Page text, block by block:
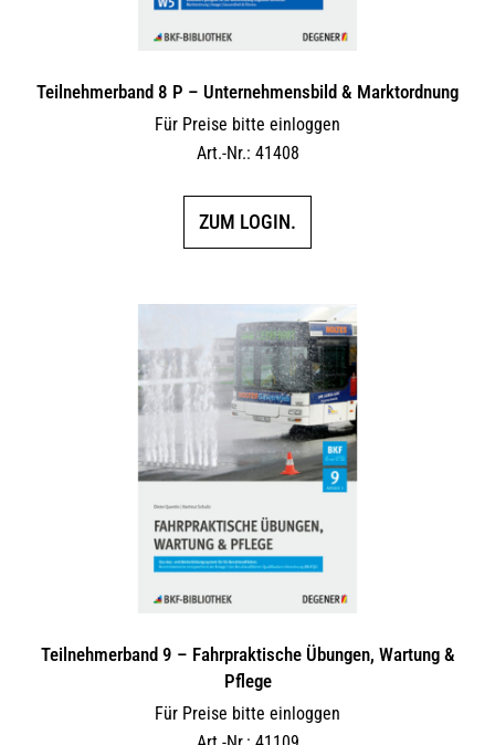
Teilnehmerband 8 P – Unternehmensbild & Marktordnung
Für Preise bitte einloggen
Art.-Nr.: 41408
ZUM LOGIN.
Teilnehmerband 9 – Fahrpraktische Übungen, Wartung &
Pflege
Für Preise bitte einloggen